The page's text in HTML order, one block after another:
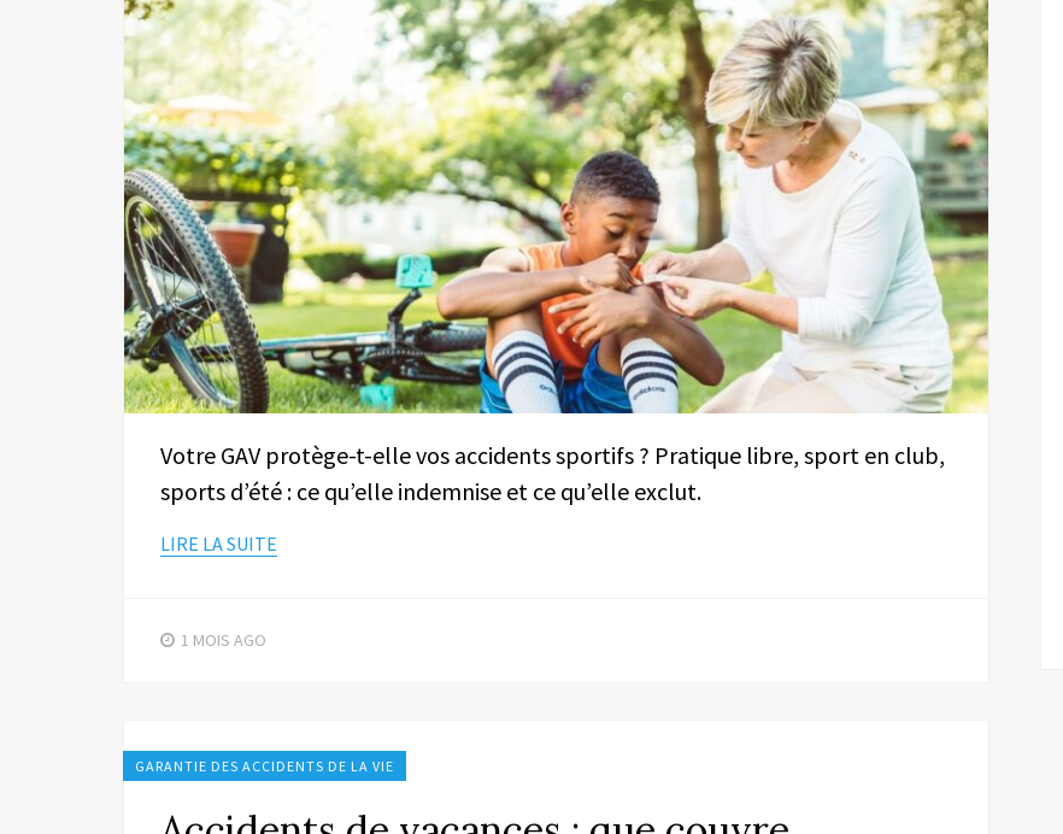
Votre GAV protège-t-elle vos accidents sportifs ? Pratique libre, sport en club,
sports d’été : ce qu’elle indemnise et ce qu’elle exclut.
LIRE LA SUITE
1 MOIS AGO
GARANTIE DES ACCIDENTS DE LA VIE